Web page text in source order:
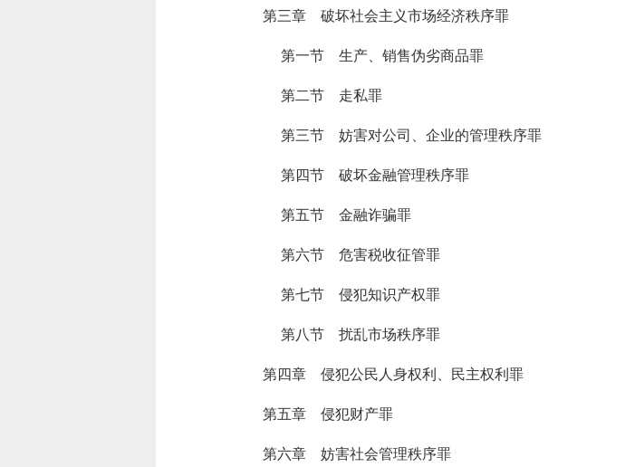
第三章 破坏社会主义市场经济秩序罪
第一节 生产、销售伪劣商品罪
第二节 走私罪
第三节 妨害对公司、企业的管理秩序罪
第四节 破坏金融管理秩序罪
第五节 金融诈骗罪
第六节 危害税收征管罪
第七节 侵犯知识产权罪
第八节 扰乱市场秩序罪
第四章 侵犯公民人身权利、民主权利罪
第五章 侵犯财产罪
第六章 妨害社会管理秩序罪